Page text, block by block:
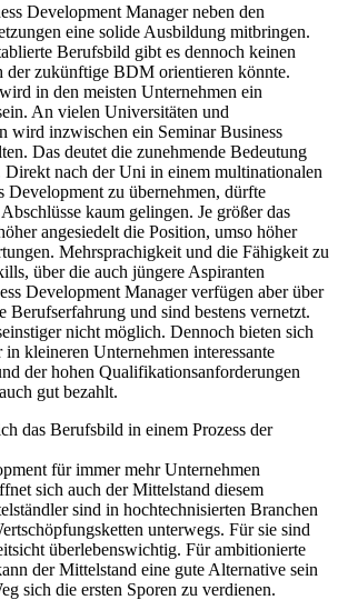
Development Manager neben den
eine solide Ausbildung mitbringen.
Berufsbild gibt es dennoch keinen
der zukünftige BDM orientieren könnte.
in den meisten Unternehmen ein
An vielen Universitäten und
wird inzwischen ein Seminar Business
Das deutet die zunehmende Bedeutung
Direkt nach der Uni in einem multinationalen
Development zu übernehmen, dürfte
kaum gelingen. Je größer das
angesiedelt die Position, umso höher
Mehrsprachigkeit und die Fähigkeit zu
über die auch jüngere Aspiranten
Development Manager verfügen aber über
Berufserfahrung und sind bestens vernetzt.
nicht möglich. Dennoch bieten sich
kleineren Unternehmen interessante
der hohen Qualifikationsanforderungen
gut bezahlt.
das Berufsbild in einem Prozess der
für immer mehr Unternehmen
sich auch der Mittelstand diesem
sind in hochtechnisierten Branchen
unterwegs. Für sie sind
überlebenswichtig. Für ambitionierte
der Mittelstand eine gute Alternative sein
sich die ersten Sporen zu verdienen.